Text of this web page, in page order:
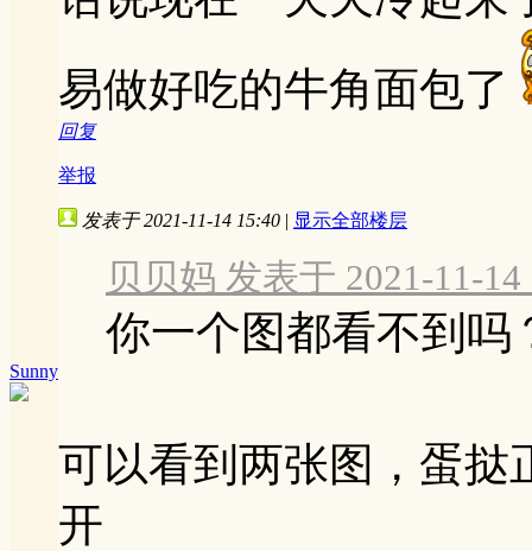
易做好吃的牛角面包了
回复
举报
Sunny
发表于 2021-11-14 15:40 | 显示全部楼层
贝贝妈 发表于 2021-11-14
你一个图都看不到吗
可以看到两张图，蛋挞
开